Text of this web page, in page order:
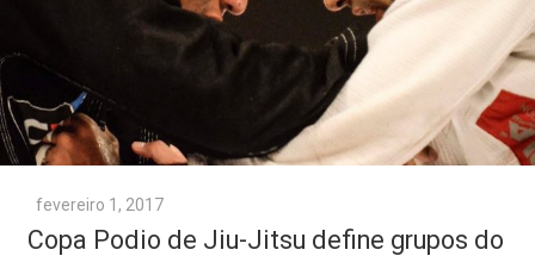
fevereiro 1, 2017
Copa Podio de Jiu-Jitsu define grupos do